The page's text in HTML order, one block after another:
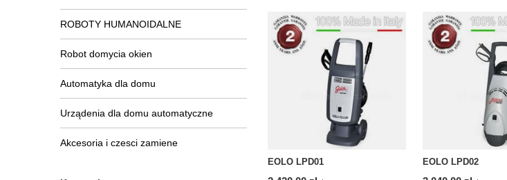
ROBOTY HUMANOIDALNE
Robot domycia okien
Automatyka dla domu
Urządenia dla domu automatyczne
Akcesoria i czesci zamiene
EOLO LPD01 EOLO LPD02